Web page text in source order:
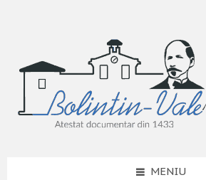
MENIU